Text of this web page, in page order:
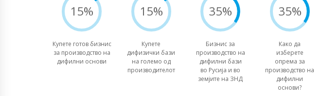
15%
Купете готов бизнис
за производство на
дифилни основи
15%
Купете
дифизички бази
на големо од
производителот
35%
Бизнис за
производство на
дифилни бази
во Русија и во
земјите на ЗНД
35%
Како да
изберете
опрема за
производство на
дифилни
основи?